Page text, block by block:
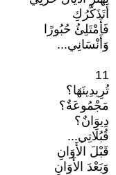
أَتَذَكَّرُكِ
فَأَمْتَلِئُ حُبُورًا
وَأَنْسَانِي...
11
تُرِيدِينَهَا؟
مَجْمُوعَةٌ؟
دِيوَانٌ؟
قُبُلَاتِي...
قَبْلَ الأَوَانِ
وَبَعْدَ الأَوَانِ